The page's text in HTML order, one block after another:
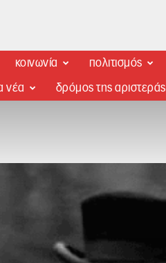
κοινωνία πολιτισμός
νέα δρόμος της αριστεράς